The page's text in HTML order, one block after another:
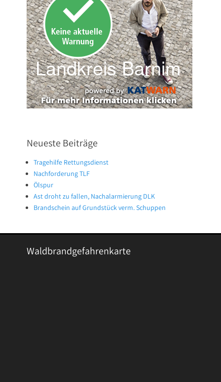
Neueste Beiträge
Tragehilfe Rettungsdienst
Nachforderung TLF
Ölspur
Ast droht zu fallen, Nachalarmierung DLK
Brandschein auf Grundstück verm. Schuppen
Waldbrandgefahrenkarte